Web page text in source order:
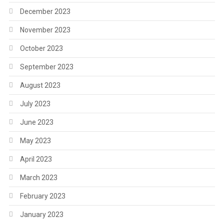
December 2023
November 2023
October 2023
September 2023
August 2023
July 2023
June 2023
May 2023
April 2023
March 2023
February 2023
January 2023